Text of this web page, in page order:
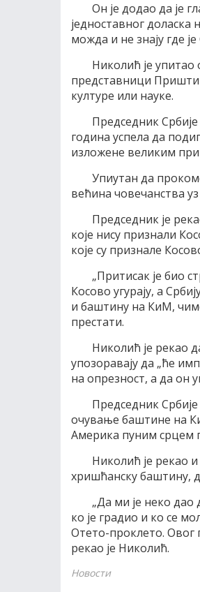
Он је додао да је
једноставног
можда и не знају где је
Николић је
представници
културе или науке.
Председник
година успела да
изложене великим
Упиутан да
већина човечанства
Председник је
које нису признали
које су признале
„Притисак је био
Косово угурају, а
и баштину на КиМ,
престати.
Николић је рекао
упозоравају да „ће
на опрезност, а да он
Председник
очување баштине на
Америка пуним срцем
Николић је рекао
хришћанску баштину,
„Да ми је неко дао
ко је градио и ко се
Отето-проклето. Овог
рекао је Николић.
Новости